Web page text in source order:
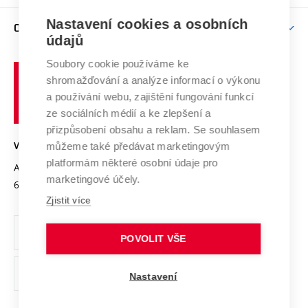
E-přihláška
Závěrečné práce
Doktorské studium
Studium bez bariér
Podpora podnikání
Mezinárodní vědecká rada
Systém zajišťování kvality výzkumu
Výzkumné infrastruktury
Transfer znalostí
Open Science
Projekty
Projekty ze strukturálních fondů
Specifický výzkum
Zahraniční spolupráce
Spolupráce se školami
Služby univerzity
Mezinárodní dohody
Univerzitní sítě
O UNIVERZITĚ
Profil univerzity
Udržitelná univerzita
Podnikavá univerzita / ContriBUTe
Bezpečná univerzita
Vyznamenání
Organizační struktura
Ochrana osobních údajů
odkaz)
učení
technické
VYSOKÉ UČENÍ TECHNICKÉ V BRNĚ
Antonínská 548/1
602 00 Brno
www.vut.cz
vut@vutbr.cz
Nastavení cookies a osobních
údajů
Soubory cookie používáme ke
shromažďování a analýze informací o výkonu
a používání webu, zajištění fungování funkcí
ze sociálních médií a ke zlepšení a
přizpůsobení obsahu a reklam. Se souhlasem
můžeme také předávat marketingovým
platformám některé osobní údaje pro
marketingové účely.
Zjistit více
POVOLIT VŠE
Nastavení